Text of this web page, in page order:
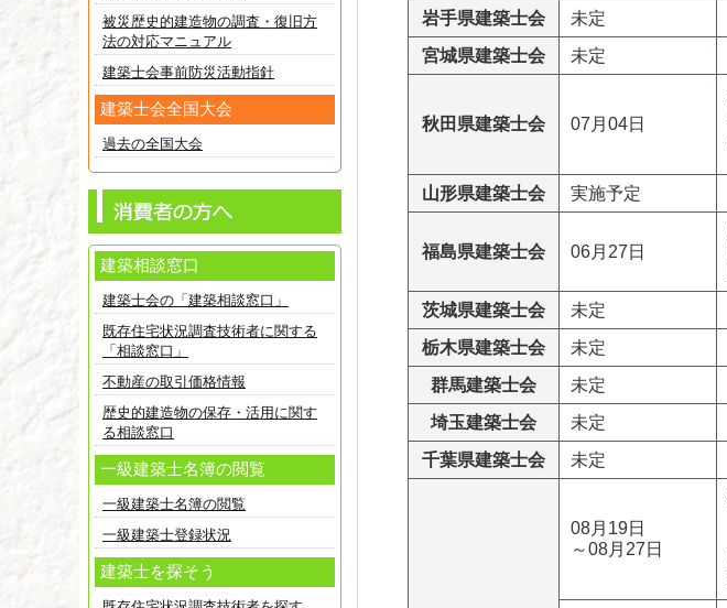
岩手県建築士会
未定
宮城県建築士会
未定
秋田県建築士会 07月04日
山形県建築士会
実施予定
福島県建築士会 06月27日
茨城県建築士会
未定
栃木県建築士会
未定
群馬建築士会
未定
埼玉建築士会
未定
千葉県建築士会
未定
08月19日
～08月27日
被災歴史的建造物の調査・復旧方
法の対応マニュアル
建築士会事前防災活動指針
建築士会全国大会
過去の全国大会
建築相談窓口
建築士会の「建築相談窓口」
既存住宅状況調査技術者に関する
「相談窓口」
不動産の取引価格情報
歴史的建造物の保存・活用に関す
る相談窓口
一級建築士名簿の閲覧
一級建築士名簿の閲覧
一級建築士登録状況
建築士を探そう